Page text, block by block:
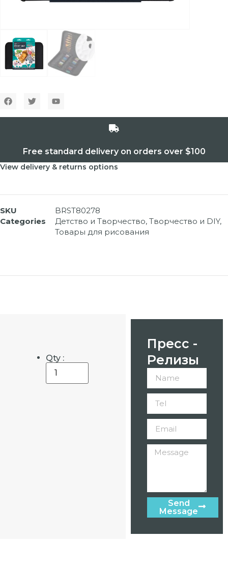
Free standard delivery on orders over $100
View delivery & returns options
SKU
BRST80278
Categories
Детство и Творчество, Творчество и DIY,
Товары для рисования
Qty :
Пресс -
Релизы
Send
Message